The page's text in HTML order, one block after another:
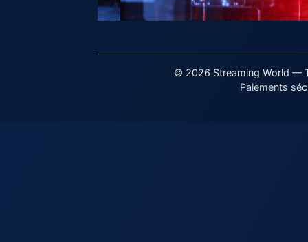
© 2026 Streaming World —
Paiements